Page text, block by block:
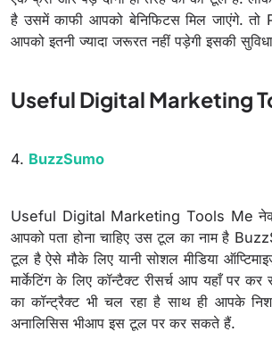
है उसमें काफी आपको बेनिफिटस मिल जाएंगे. तो
आपको इतनी ज्यादा जरूरत नहीं पड़ेगी इसकी
Useful Digital Marketing
4. BuzzSumo
Useful Digital Marketing Tools Me
आपको पता होना चाहिए उस टूल का नाम है
टूल है ऐसे मौके लिए यानी सोशल मीडिया
मार्केटिंग के लिए कॉन्टैक्ट रीसर्च आप यहाँ पर
का कॉन्ट्रैक्ट भी चल रहा है साथ ही आपके
अनालिसिस भीआप इस टूल पर कर सकते हैं.